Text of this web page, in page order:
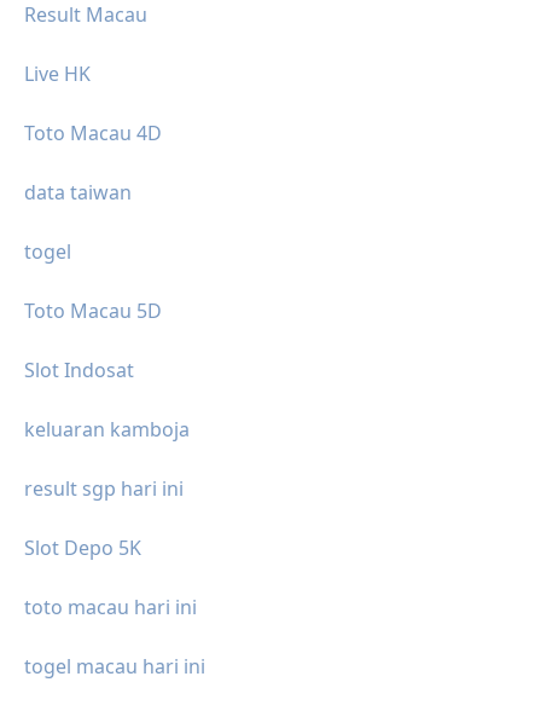
Result Macau
Live HK
Toto Macau 4D
data taiwan
togel
Toto Macau 5D
Slot Indosat
keluaran kamboja
result sgp hari ini
Slot Depo 5K
toto macau hari ini
togel macau hari ini